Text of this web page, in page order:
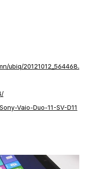
ubiq/20121012_564468.
Vaio-Duo-11-SV-D11